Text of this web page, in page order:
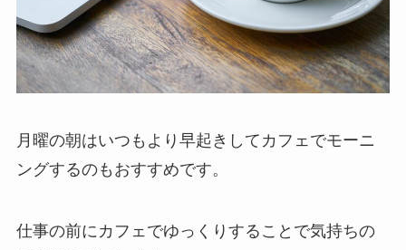
月曜の朝はいつもより早起きしてカフェでモーニ
ングするのもおすすめです。
仕事の前にカフェでゆっくりすることで気持ちの